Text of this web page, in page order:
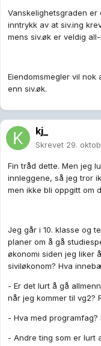
Vanskelighetsgraden
inntrykk av at siv.ing
mens siv.øk er veldig
Eiendomsmegler vil
enn siv.øk.
kj_
Skrevet 29.
Fin tråd dette. Men jeg
innleggene, så jeg tror
men ikke bli oppgitt om
Jeg går i 10. klasse og
planer om å gå
økonomi siden jeg liker
siviløkonom? Hva
- Er det lurt å gå
når jeg kommer til vg2?
- Hva med
- Andre ting som er lurt